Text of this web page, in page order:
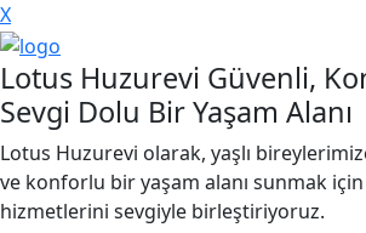
X
Lotus Huzurevi Güvenli,
Sevgi Dolu Bir Yaşam Alanı
Lotus Huzurevi olarak, yaşlı
ve konforlu bir yaşam alanı sunmak
hizmetlerini sevgiyle birleştiriyoruz.